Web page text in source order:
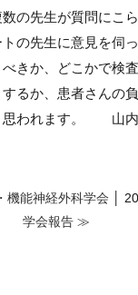
の先生が質問にこ
の先生に意見を伺
きか、どこかで検
るか、患者さんの
思われます。 山
能神経外科学会 │
学会報告 ≫